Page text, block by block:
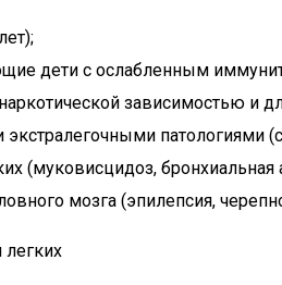
дети с ослабленным
зависимостью и
патологиями
(муковисцидоз, бронхиальная
мозга (эпилепсия,
легких